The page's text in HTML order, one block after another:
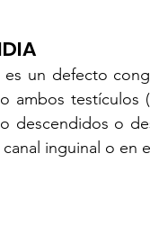
es un defecto
ambos testículos
descendidos o
inguinal o en